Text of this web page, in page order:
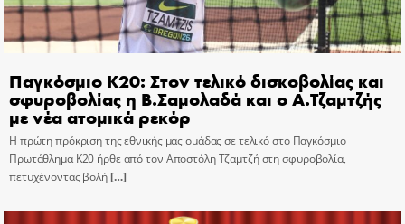
Παγκόσμιο Κ20: Στον τελικό δισκοβολίας και
σφυροβολίας η Β.Σαμολαδά και ο Α.Τζαμτζής
με νέα ατομικά ρεκόρ
Η πρώτη πρόκριση της εθνικής μας ομάδας σε τελικό στο Παγκόσμιο
Πρωτάθλημα Κ20 ήρθε από τον Αποστόλη Τζαμτζή στη σφυροβολία,
πετυχένοντας βολή[…]